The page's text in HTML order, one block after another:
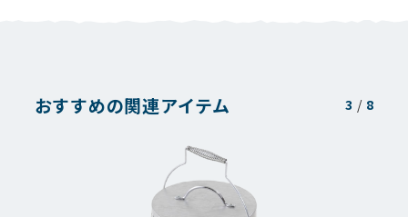
おすすめの関連アイテム 3 / 8